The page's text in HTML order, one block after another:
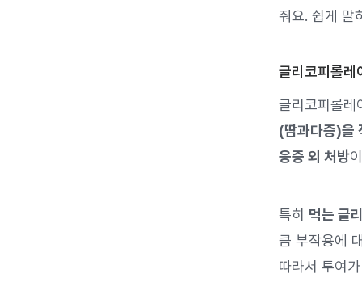
줘요. 쉽게 말
글리코피롤레
글리코피롤
(땀과다증)을
응증 외 처방
특히 먹는 글
큼 부작용에
따라서 투여